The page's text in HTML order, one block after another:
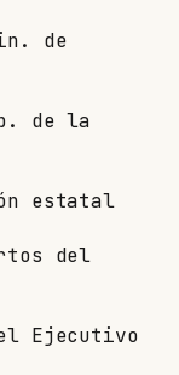
de
de la
estatal
del
Ejecutivo